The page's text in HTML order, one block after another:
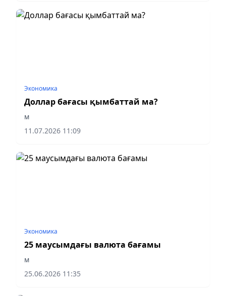
Экономика
Доллар бағасы қымбаттай ма?
м
11.07.2026 11:09
Экономика
25 маусымдағы валюта бағамы
м
25.06.2026 11:35